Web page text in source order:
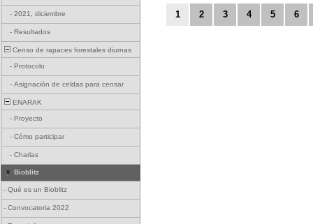
- 2021, diciembre
- Resultados
Censo de rapaces forestales diurnas
- Protocolo
- Asignación de celdas para censar
ENARAK
- Proyecto
- Cómo participar
- Charlas
Bioblitz
- Qué es un Bioblitz
- Convocatoria 2022
1 2 3 4 5 6